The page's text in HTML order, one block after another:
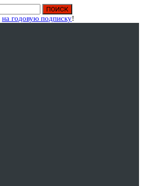
на годовую подписку!